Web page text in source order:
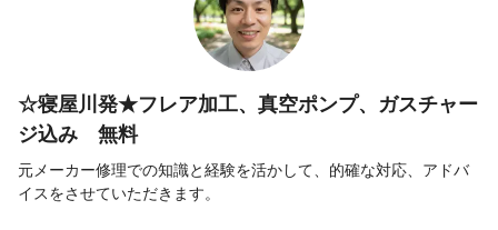
☆寝屋川発★フレア加工、真空ポンプ、ガスチャー
ジ込み 無料
元メーカー修理での知識と経験を活かして、的確な対応、アドバ
イスをさせていただきます。